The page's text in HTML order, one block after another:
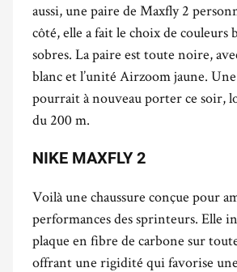
aussi, une paire de Maxfly 2
côté, elle a fait le choix de couleurs
sobres. La paire est toute noire,
blanc et l’unité Airzoom jaune. Une
pourrait à nouveau porter ce soir,
du 200 m.
NIKE MAXFLY 2
Voilà une chaussure conçue pour
performances des sprinteurs. Elle
plaque en fibre de carbone sur
offrant une rigidité qui favorise